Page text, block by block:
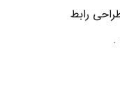
رابط
.